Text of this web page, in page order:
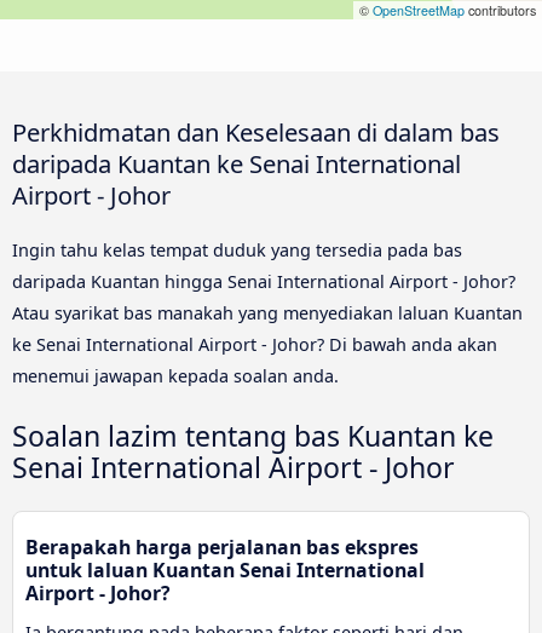
© OpenStreetMap contributors
Perkhidmatan dan Keselesaan di dalam bas
daripada Kuantan ke Senai International
Airport - Johor
Ingin tahu kelas tempat duduk yang tersedia pada bas
daripada Kuantan hingga Senai International Airport - Johor?
Atau syarikat bas manakah yang menyediakan laluan Kuantan
ke Senai International Airport - Johor? Di bawah anda akan
menemui jawapan kepada soalan anda.
Soalan lazim tentang bas Kuantan ke
Senai International Airport - Johor
Berapakah harga perjalanan bas ekspres
untuk laluan Kuantan Senai International
Airport - Johor?